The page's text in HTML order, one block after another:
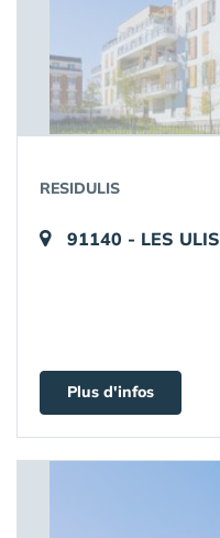
RESIDULIS
91140 - LES ULIS
Plus d'infos